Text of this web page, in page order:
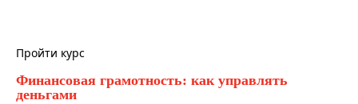
Пройти курс
Финансовая грамотность: как управлять
деньгами